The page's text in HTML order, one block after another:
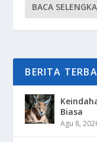
BACA
BERITA
Biasa
Agu 8,